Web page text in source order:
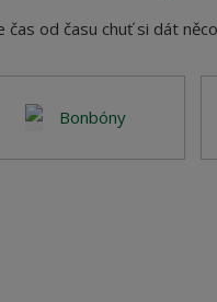
čas od času chuť si dát
Bonbóny